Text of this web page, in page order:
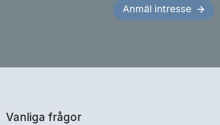
Anmäl intresse
Vanliga frågor